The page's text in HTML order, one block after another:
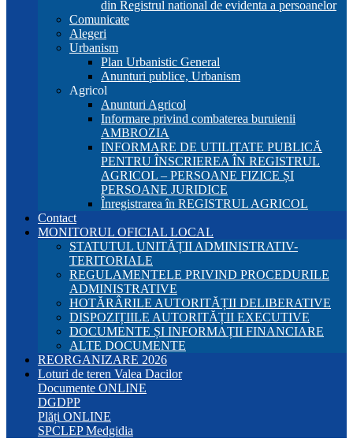
din Registrul national de evidenta a persoanelor
Comunicate
Alegeri
Urbanism
Plan Urbanistic General
Anunturi publice, Urbanism
Agricol
Anunturi Agricol
Informare privind combaterea buruienii
AMBROZIA
INFORMARE DE UTILITATE PUBLICĂ
PENTRU ÎNSCRIEREA ÎN REGISTRUL
AGRICOL – PERSOANE FIZICE ȘI
PERSOANE JURIDICE
Înregistrarea în REGISTRUL AGRICOL
Contact
MONITORUL OFICIAL LOCAL
STATUTUL UNITĂȚII ADMINISTRATIV-
TERITORIALE
REGULAMENTELE PRIVIND PROCEDURILE
ADMINISTRATIVE
HOTĂRÂRILE AUTORITĂȚII DELIBERATIVE
DISPOZIȚIILE AUTORITĂȚII EXECUTIVE
DOCUMENTE ȘI INFORMAȚII FINANCIARE
ALTE DOCUMENTE
REORGANIZARE 2026
Loturi de teren Valea Dacilor
Documente ONLINE
DGDPP
Plăți ONLINE
SPCLEP Medgidia